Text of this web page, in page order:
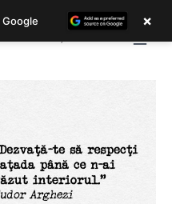
îl trăiești!
×